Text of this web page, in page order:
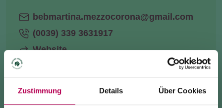
Zustimmung Details Über Cookies
bebmartina.mezzocorona@gmail.com
(0039) 339 3631917
Website
ANREISE